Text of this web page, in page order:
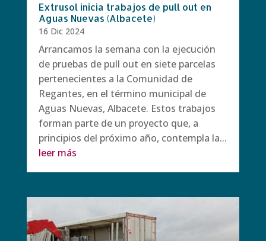
Extrusol inicia trabajos de pull out en
Aguas Nuevas (Albacete)
16 Dic 2024
Arrancamos la semana con la ejecución
de pruebas de pull out en siete parcelas
pertenecientes a la Comunidad de
Regantes, en el término municipal de
Aguas Nuevas, Albacete. Estos trabajos
forman parte de un proyecto que, a
principios del próximo año, contempla la...
leer más